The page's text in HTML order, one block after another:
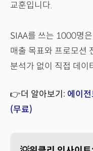
교훈입니다.
SIAA를 쓰는 1000명
매출 목표와 프로모션
분석가 없이 직접 데이
👉더 알아보기: 에이
(무료)